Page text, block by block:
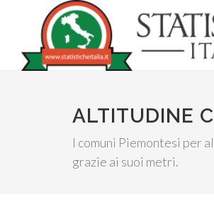
ALTITUDINE
I comuni Piemontesi per
grazie ai suoi metri.